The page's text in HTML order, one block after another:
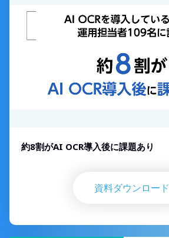
約8割がAI OCR導入後に課題あり
資料ダウンロード